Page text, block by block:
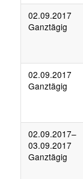
02.09.2017
Ganztägig
02.09.2017
Ganztägig
02.09.2017–
03.09.2017
Ganztägig